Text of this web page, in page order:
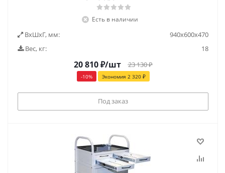
Есть в наличии
ВxШxГ, мм:
940x600x470
Вес, кг:
18
20 810₽/шт 23 130₽
-10% Экономия 2 320₽
Под заказ